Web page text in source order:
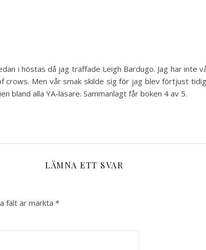
i höstas då jag träffade Leigh Bardugo. Jag har inte
Men vår smak skilde sig för jag blev förtjust
alla YA-läsare. Sammanlagt får boken 4 av 5.
LÄMNA ETT SVAR
fält är märkta *